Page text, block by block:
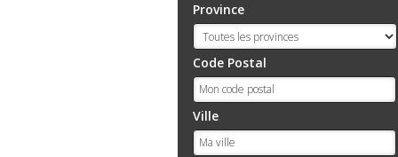
Province
Code Postal
Ville